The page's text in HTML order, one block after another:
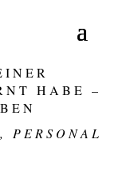
HABE –
, PERSONAL